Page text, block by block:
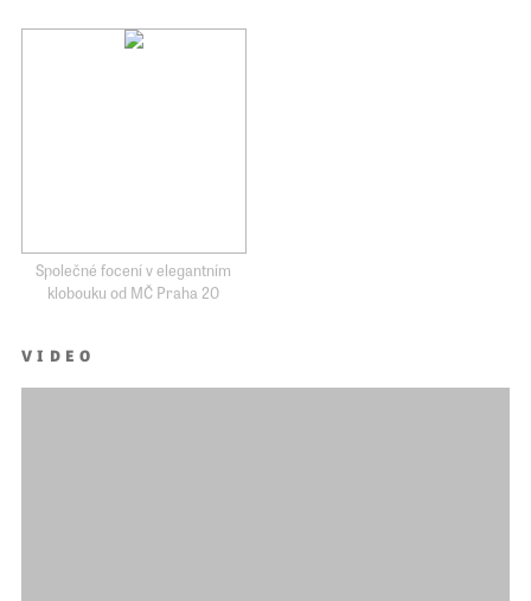
Společné focení v elegantním
klobouku od MČ Praha 20
VIDEO